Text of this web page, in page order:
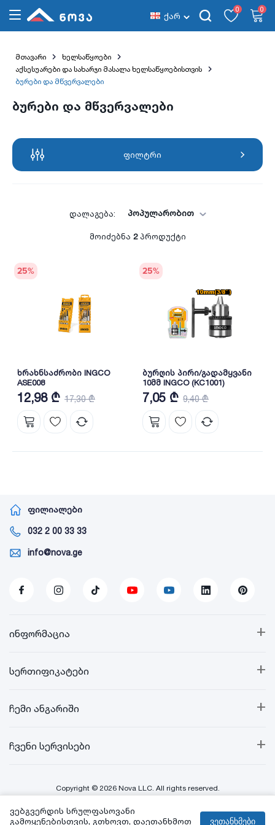
ქარ
0 0
მთავარი
ხელსაწყოები
აქსესუარები და სახარჯი მასალა ხელსაწყოებისთვის
ბურები და მწვერვალები
ბურები და მწვერვალები
ფილტრი
დალაგება: პოპულარობით
მოიძებნა 2პროდუქტი
25%
ხრახნსაძრობი INGCO
ASE008
12,98 ₾ 17,30 ₾
25%
ბურღის პირი/გადამყვანი
10მმ INGCO (KC1001)
7,05 ₾ 9,40 ₾
ფილიალები
032 2 00 33 33
info@nova.ge
+
ინფორმაცია
+
სერთიფიკატები
+
ჩემი ანგარიში
+
ჩვენი სერვისები
Copyright © 2026 Nova LLC. All rights reserved.
Created By:
ვებგვერდის სრულფასოვანი
გამოყენებისთვის, გთხოვთ, დაეთანხმოთ
ვეთანხმები